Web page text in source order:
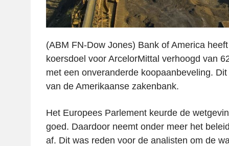
(ABM FN-Dow Jones) Bank of America
koersdoel voor ArcelorMittal verhoogd van
met een onveranderde koopaanbeveling.
van de Amerikaanse zakenbank.
Het Europees Parlement keurde de
goed. Daardoor neemt onder meer het
af. Dit was reden voor de analisten om de